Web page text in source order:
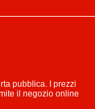
pubblica. I prezzi
il negozio online